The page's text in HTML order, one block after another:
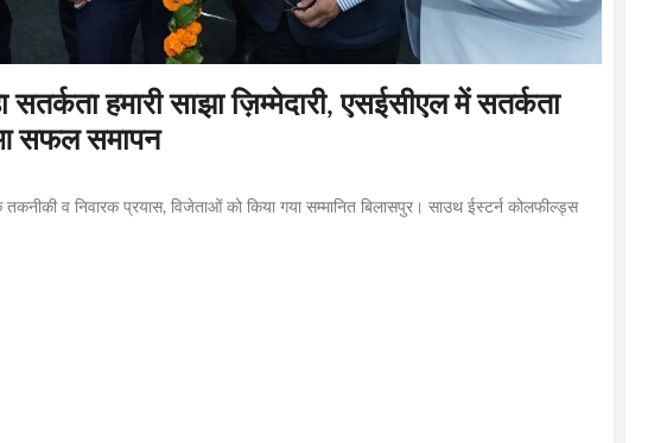
हमारी साझा ज़िम्मेदारी, एसईसीएल में सतर्कता
सफल समापन
व निवारक प्रयास, विजेताओं को किया गया सम्मानित बिलासपुर। साउथ ईस्टर्न कोलफील्ड्स